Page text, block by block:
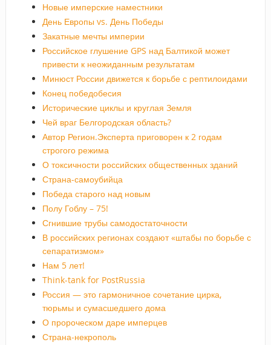
Новые имперские наместники
День Европы vs. День Победы
Закатные мечты империи
Российское глушение GPS над Балтикой может
привести к неожиданным результатам
Минюст России движется к борьбе с рептилоидами
Конец победобесия
Исторические циклы и круглая Земля
Чей враг Белгородская область?
Автор Регион.Эксперта приговорен к 2 годам
строгого режима
О токсичности российских общественных зданий
Страна-самоубийца
Победа старого над новым
Полу Гоблу – 75!
Сгнившие трубы самодостаточности
В российских регионах создают «штабы по борьбе с
сепаратизмом»
Нам 5 лет!
Think-tank for PostRussia
Россия — это гармоничное сочетание цирка,
тюрьмы и сумасшедшего дома
О пророческом даре имперцев
Страна-некрополь